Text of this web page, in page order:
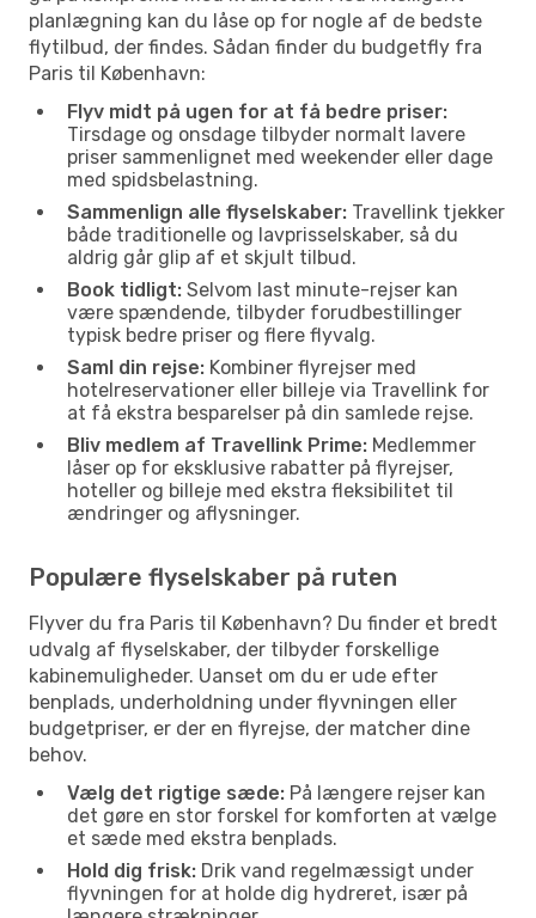
planlægning kan du låse op for nogle af de bedste
flytilbud, der findes. Sådan finder du budgetfly fra
Paris til København:
Flyv midt på ugen for at få bedre priser:
Tirsdage og onsdage tilbyder normalt lavere
priser sammenlignet med weekender eller dage
med spidsbelastning.
Sammenlign alle flyselskaber: Travellink tjekker
både traditionelle og lavprisselskaber, så du
aldrig går glip af et skjult tilbud.
Book tidligt: Selvom last minute-rejser kan
være spændende, tilbyder forudbestillinger
typisk bedre priser og flere flyvalg.
Saml din rejse: Kombiner flyrejser med
hotelreservationer eller billeje via Travellink for
at få ekstra besparelser på din samlede rejse.
Bliv medlem af Travellink Prime: Medlemmer
låser op for eksklusive rabatter på flyrejser,
hoteller og billeje med ekstra fleksibilitet til
ændringer og aflysninger.
Populære flyselskaber på ruten
Flyver du fra Paris til København? Du finder et bredt
udvalg af flyselskaber, der tilbyder forskellige
kabinemuligheder. Uanset om du er ude efter
benplads, underholdning under flyvningen eller
budgetpriser, er der en flyrejse, der matcher dine
behov.
Vælg det rigtige sæde: På længere rejser kan
det gøre en stor forskel for komforten at vælge
et sæde med ekstra benplads.
Hold dig frisk: Drik vand regelmæssigt under
flyvningen for at holde dig hydreret, især på